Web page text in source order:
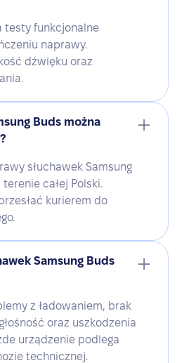
testy funkcjonalne
naprawy.
dźwięku oraz
Buds można
słuchawek Samsung
terenie całej Polski.
kurierem do
Samsung Buds
z ładowaniem, brak
oraz uszkodzenia
urządzenie podlega
technicznej.